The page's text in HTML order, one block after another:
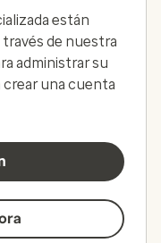
están
de nuestra
administrar su
una cuenta